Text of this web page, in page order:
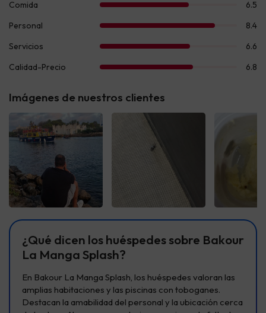
Imágenes de nuestros clientes
¿Qué dicen los huéspedes sobre Bakour
La Manga Splash?
En Bakour La Manga Splash, los huéspedes valoran las
amplias habitaciones y las piscinas con toboganes.
Destacan la amabilidad del personal y la ubicación cerca